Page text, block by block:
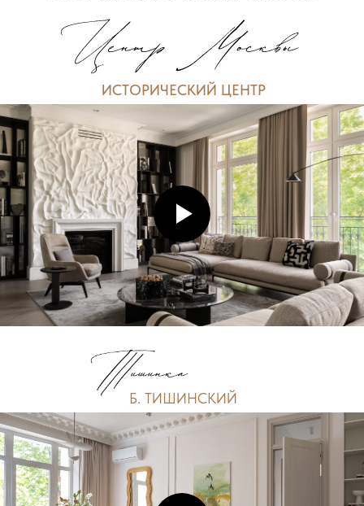
Б. ТИШИНСКИЙ
ИСТОРИЧЕСКИЙ ЦЕНТР